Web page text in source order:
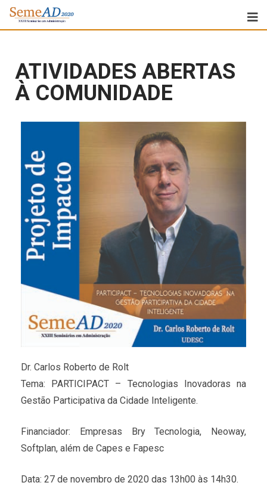
ATIVIDADES ABERTAS
À COMUNIDADE
Dr. Carlos Roberto de Rolt
Tema: PARTICIPACT – Tecnologias Inovadoras na
Gestão Participativa da Cidade Inteligente.
Financiador: Empresas Bry Tecnologia, Neoway,
Softplan, além de Capes e Fapesc
Data: 27 de novembro de 2020 das 13h00 às 14h30.